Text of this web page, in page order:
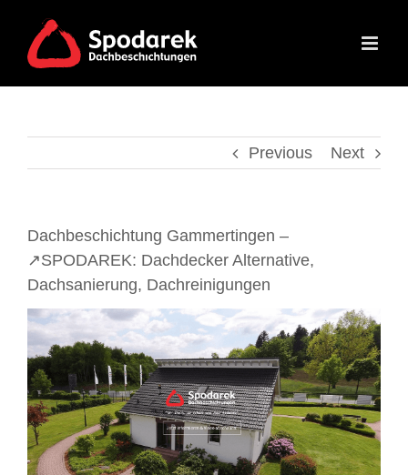
content
Previous Next
Dachbeschichtung Gammertingen –
↗️SPODAREK: Dachdecker Alternative,
Dachsanierung, Dachreinigungen